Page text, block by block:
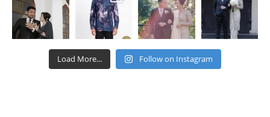
Load More... Follow on Instagram